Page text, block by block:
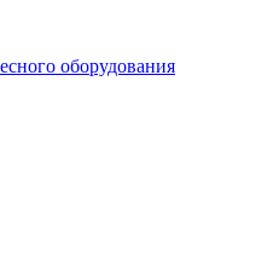
оборудования